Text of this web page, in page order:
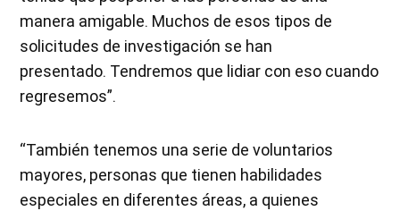
manera amigable. Muchos de esos tipos de
solicitudes de investigación se han
presentado. Tendremos que lidiar con eso cuando
regresemos”.
“También tenemos una serie de voluntarios
mayores, personas que tienen habilidades
especiales en diferentes áreas, a quienes